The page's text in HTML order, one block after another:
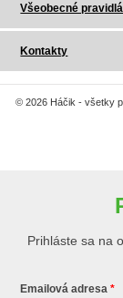
Všeobecné
Kontakty
© 2026 Háčik - všetky
Prihláste sa na
Emailová adresa